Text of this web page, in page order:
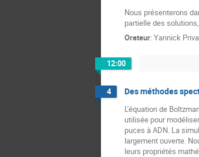
Nous présenterons
partielle des
Orateur: Yannick
12:00
4 Des méthodes
L'équation de
utilisée pour
puces à ADN. La
largement ouverte.
leurs propriétés